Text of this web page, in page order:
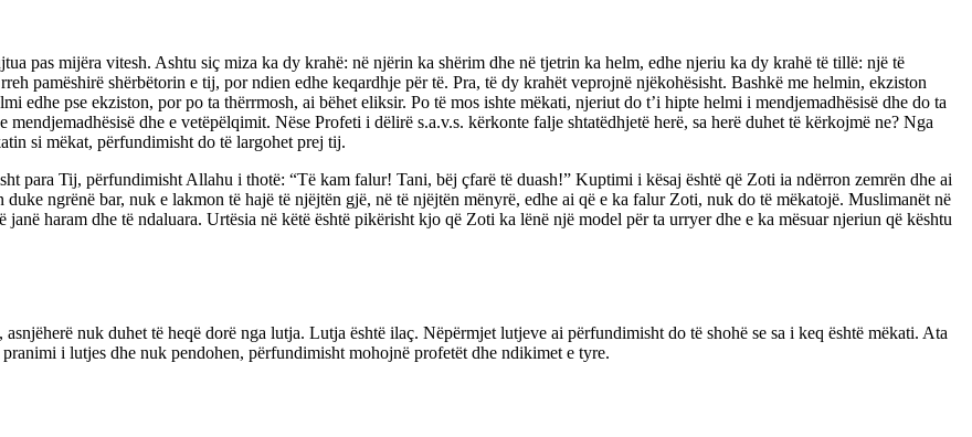
pas mijëra vitesh. Ashtu siç miza ka dy krahë: në njërin ka shërim dhe në tjetrin ka helm, edhe njeriu ka dy krahë të tillë: një të
pamëshirë shërbëtorin e tij, por ndien edhe keqardhje për të. Pra, të dy krahët veprojnë njëkohësisht. Bashkë me helmin, ekziston
edhe pse ekziston, por po ta thërrmosh, ai bëhet eliksir. Po të mos ishte mëkati, njeriut do t’i hipte helmi i mendjemadhësisë dhe do ta
dhe e vetëpëlqimit. Nëse Profeti i dëlirë s.a.v.s. kërkonte falje shtatëdhjetë herë, sa herë duhet të kërkojmë ne? Nga
si mëkat, përfundimisht do të largohet prej tij.
para Tij, përfundimisht Allahu i thotë: “Të kam falur! Tani, bëj çfarë të duash!” Kuptimi i kësaj është që Zoti ia ndërron zemrën dhe ai
ngrënë bar, nuk e lakmon të hajë të njëjtën gjë, në të njëjtën mënyrë, edhe ai që e ka falur Zoti, nuk do të mëkatojë. Muslimanët në
haram dhe të ndaluara. Urtësia në këtë është pikërisht kjo që Zoti ka lënë një model për ta urryer dhe e ka mësuar njeriun që kështu
nuk duhet të heqë dorë nga lutja. Lutja është ilaç. Nëpërmjet lutjeve ai përfundimisht do të shohë se sa i keq është mëkati. Ata
i lutjes dhe nuk pendohen, përfundimisht mohojnë profetët dhe ndikimet e tyre.